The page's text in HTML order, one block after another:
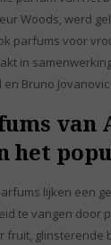
Woods, werd
parfums voor
in
Bruno Jovanovic
van
het
lijken een
te vangen door
fruit, glinsterende